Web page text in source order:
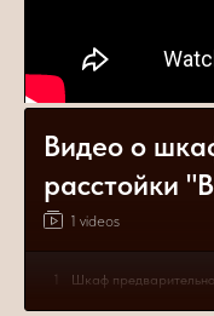
Видео о
расстойки
1 videos
1 Шкаф